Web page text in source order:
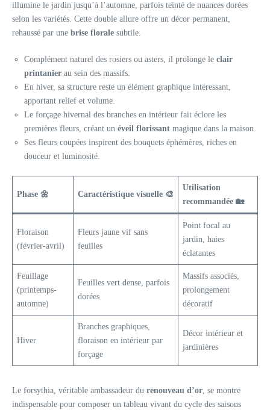
illumine le jardin jusqu’à l’automne, parfois teinté de nuances dorées
selon les variétés. Cette double allure offre un décor permanent,
rehaussé par une brise florale subtile.
Complément naturel des rosiers ou asters, il prolonge le clair
printanier au sein des massifs.
En hiver, sa structure reste un élément graphique intéressant,
apportant relief et volume.
Le forçage hivernal des branches en intérieur fait éclore les
premières fleurs, créant un éveil florissant magique dans la maison.
Ses fleurs coupées inspirent des bouquets éphémères, riches en
douceur et luminosité.
Phase 🌼 Caractéristique visuelle 🎨
Utilisation
recommandée 🏡
Floraison
(février-avril)
Fleurs jaune vif sans
feuilles
Point focal au
jardin, haies
éclatantes
Feuillage
(printemps-
automne)
Feuilles vert dense, parfois
dorées
Massifs associés,
prolongement
décoratif
Hiver
Branches graphiques,
floraison en intérieur par
forçage
Décor intérieur et
jardinières
Le forsythia, véritable ambassadeur du renouveau d’or, se montre
indispensable pour composer un tableau vivant du cycle des saisons